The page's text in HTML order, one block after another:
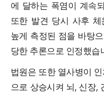
에 달하는 폭염이 계속
또한 발견 당시 사후
높게 측정된 점을 바탕
당한 추론으로 인정했습
법원은 또한 열사병이
으로 상승시켜 뇌, 신장,